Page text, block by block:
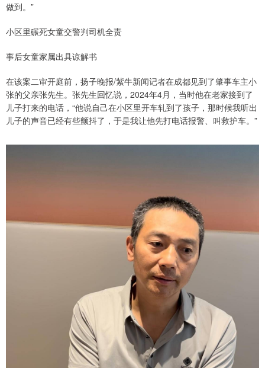
做到。”
小区里碾死女童交警判司机全责
事后女童家属出具谅解书
在该案二审开庭前，扬子晚报/紫牛新闻记者在成都见到了肇事车主小
张的父亲张先生。张先生回忆说，2024年4月，当时他在老家接到了
儿子打来的电话，“他说自己在小区里开车轧到了孩子，那时候我听出
儿子的声音已经有些颤抖了，于是我让他先打电话报警、叫救护车。”